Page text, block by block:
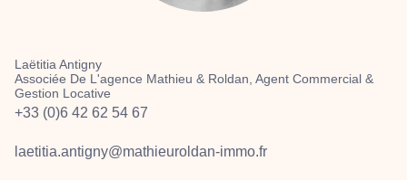
Laëtitia Antigny
Associée De L'agence Mathieu & Roldan, Agent Commercial &
Gestion Locative
+33 (0)6 42 62 54 67
laetitia.antigny@mathieuroldan-immo.fr